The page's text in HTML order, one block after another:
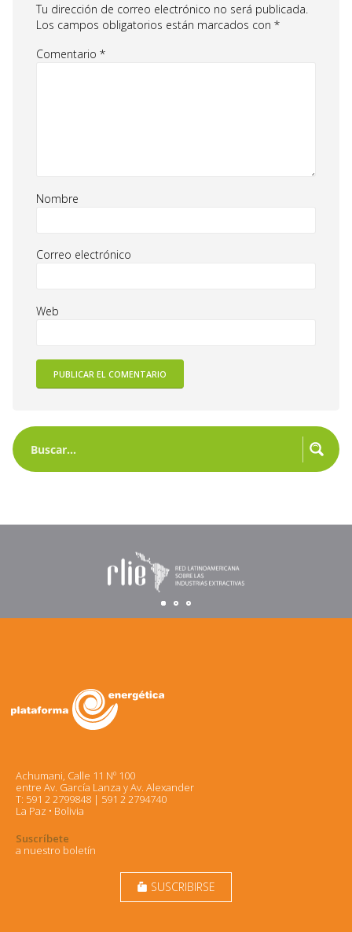
Tu dirección de correo electrónico no será publicada.
Los campos obligatorios están marcados con *
Comentario *
Nombre
Correo electrónico
Web
Achumani, Calle 11 Nº 100
entre Av. García Lanza y Av. Alexander
T: 591 2 2799848 | 591 2 2794740
La Paz • Bolivia
Suscríbete
a nuestro boletín
markunread_mailbox SUSCRIBIRSE